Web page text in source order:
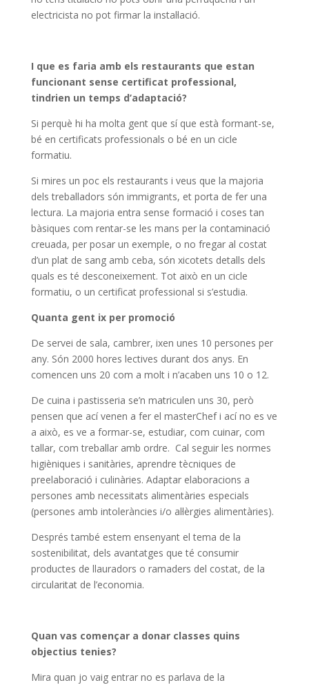
electricista no pot firmar la instal·lació.
I que es faria amb els restaurants que estan
funcionant sense certificat professional,
tindrien un temps d’adaptació?
Si perquè hi ha molta gent que sí que està formant-se,
bé en certificats professionals o bé en un cicle
formatiu.
Si mires un poc els restaurants i veus que la majoria
dels treballadors són immigrants, et porta de fer una
lectura. La majoria entra sense formació i coses tan
bàsiques com rentar-se les mans per la contaminació
creuada, per posar un exemple, o no fregar al costat
d’un plat de sang amb ceba, són xicotets detalls dels
quals es té desconeixement. Tot això en un cicle
formatiu, o un certificat professional si s’estudia.
Quanta gent ix per promoció
De servei de sala, cambrer, ixen unes 10 persones per
any. Són 2000 hores lectives durant dos anys. En
comencen uns 20 com a molt i n’acaben uns 10 o 12.
De cuina i pastisseria se’n matriculen uns 30, però
pensen que ací venen a fer el masterChef i ací no es ve
a això, es ve a formar-se, estudiar, com cuinar, com
tallar, com treballar amb ordre. Cal seguir les normes
higièniques i sanitàries, aprendre tècniques de
preelaboració i culinàries. Adaptar elaboracions a
persones amb necessitats alimentàries especials
(persones amb intoleràncies i/o al·lèrgies alimentàries).
Després també estem ensenyant el tema de la
sostenibilitat, dels avantatges que té consumir
productes de llauradors o ramaders del costat, de la
circularitat de l’economia.
Quan vas començar a donar classes quins
objectius tenies?
Mira quan jo vaig entrar no es parlava de la